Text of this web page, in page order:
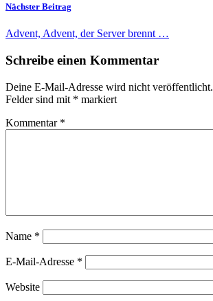
Nächster Beitrag
Advent, Advent, der Server brennt …
Schreibe einen Kommentar
Deine E-Mail-Adresse wird nicht veröffentlicht.
Felder sind mit * markiert
Kommentar *
Name *
E-Mail-Adresse *
Website